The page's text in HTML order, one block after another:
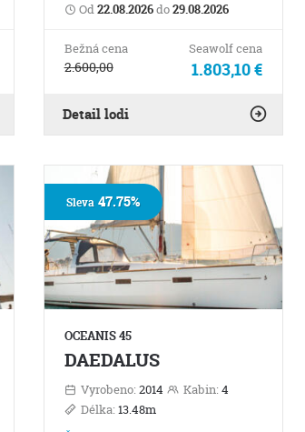
Od 22.08.2026do29.08.2026
Bežná cena
2.600,00
Seawolf cena
1.803,10 €
Detail lodi
OCEANIS 45
DAEDALUS
Vyrobeno: 2014 Kabin: 4
Délka: 13.48m
Sleva47.75%